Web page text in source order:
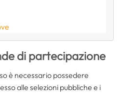
di partecipazione
è necessario possedere
alle selezioni pubbliche e i